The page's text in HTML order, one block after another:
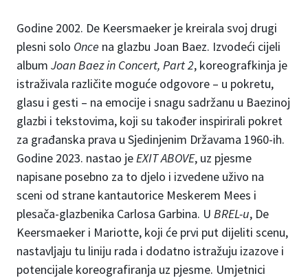
Godine 2002. De Keersmaeker je kreirala svoj drugi
plesni solo Once na glazbu Joan Baez. Izvodeći cijeli
album Joan Baez in Concert, Part 2, koreografkinja je
istraživala različite moguće odgovore – u pokretu,
glasu i gesti – na emocije i snagu sadržanu u Baezinoj
glazbi i tekstovima, koji su također inspirirali pokret
za građanska prava u Sjedinjenim Državama 1960-ih.
Godine 2023. nastao jeEXIT ABOVE, uz pjesme
napisane posebno za to djelo i izvedene uživo na
sceni od strane kantautorice Meskerem Mees i
plesača-glazbenika Carlosa Garbina. U BREL-u, De
Keersmaeker i Mariotte, koji će prvi put dijeliti scenu,
nastavljaju tu liniju rada i dodatno istražuju izazove i
potencijale koreografiranja uz pjesme. Umjetnici